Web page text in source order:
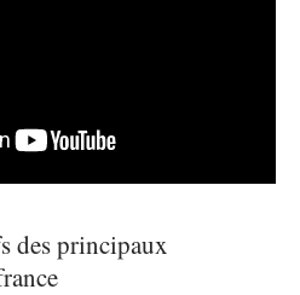
des principaux